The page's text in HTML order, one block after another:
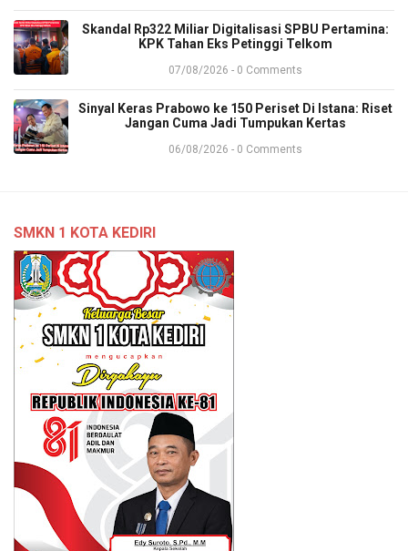
​Skandal Rp322 Miliar Digitalisasi SPBU Pertamina:
KPK Tahan Eks Petinggi Telkom
07/08/2026 - 0 Comments
Sinyal Keras Prabowo ke 150 Periset Di Istana: Riset
Jangan Cuma Jadi Tumpukan Kertas
06/08/2026 - 0 Comments
SMKN 1 KOTA KEDIRI